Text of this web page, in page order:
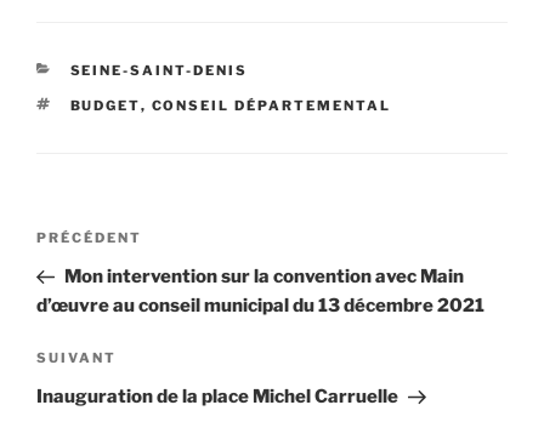
CATÉGORIES
SEINE-SAINT-DENIS
ÉTIQUETTES
BUDGET, CONSEIL DÉPARTEMENTAL
Navigation
l’article
Article
précédent
PRÉCÉDENT
Mon intervention sur la convention avec Main
d’œuvre au conseil municipal du 13 décembre 2021
Article
suivant
SUIVANT
Inauguration de la place Michel Carruelle